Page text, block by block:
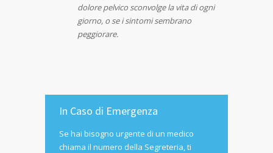
dolore pelvico sconvolge la vita di ogni
giorno, o se i sintomi sembrano
peggiorare.
In Caso di Emergenza
Se hai bisogno urgente di un medico
chiama il numero della Segreteria, ti